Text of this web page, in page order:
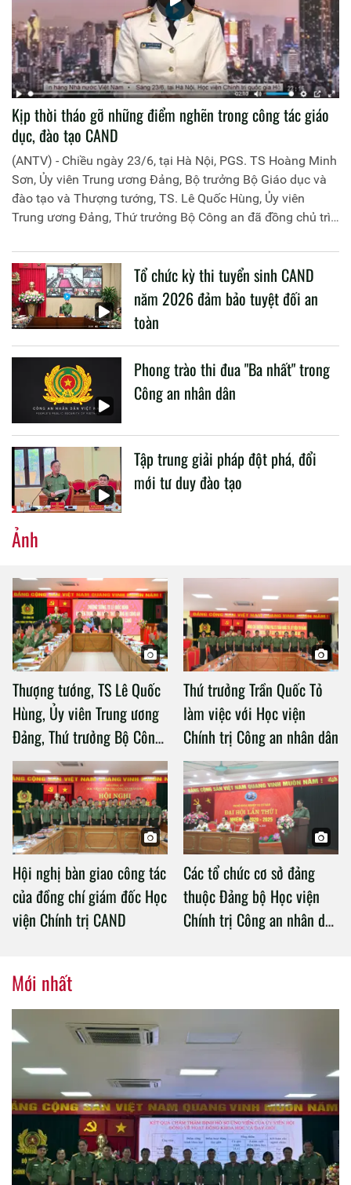
Kịp thời tháo gỡ những điểm nghẽn trong công tác giáo
dục, đào tạo CAND
(ANTV) - Chiều ngày 23/6, tại Hà Nội, PGS. TS Hoàng Minh
Sơn, Ủy viên Trung ương Đảng, Bộ trưởng Bộ Giáo dục và
đào tạo và Thượng tướng, TS. Lê Quốc Hùng, Ủy viên
Trung ương Đảng, Thứ trưởng Bộ Công an đã đồng chủ trì
liên quan đến công tác giáo dục và đào tạo của lực lượng
CAND.
Tổ chức kỳ thi tuyển sinh CAND
năm 2026 đảm bảo tuyệt đối an
toàn
Phong trào thi đua "Ba nhất" trong
Công an nhân dân
Tập trung giải pháp đột phá, đổi
mới tư duy đào tạo
Ảnh
Thượng tướng, TS Lê Quốc
Hùng, Ủy viên Trung ương
Đảng, Thứ trưởng Bộ Công
an làm việc với Học viện
Chính trị Công an nhân dân
Thứ trưởng Trần Quốc Tỏ
làm việc với Học viện
Chính trị Công an nhân dân
Hội nghị bàn giao công tác
của đồng chí giám đốc Học
viện Chính trị CAND
Các tổ chức cơ sở đảng
thuộc Đảng bộ Học viện
Chính trị Công an nhân dân
Mới nhất